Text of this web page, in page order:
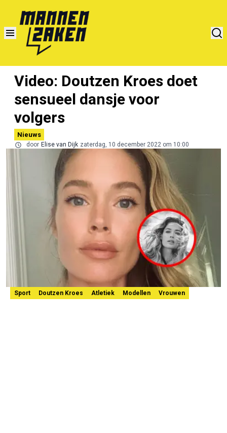
Video: Doutzen Kroes doet
sensueel dansje voor
volgers
Nieuws
door Elise van Dijk zaterdag, 10 december 2022 om 10:00
Sport Doutzen Kroes Atletiek Modellen Vrouwen